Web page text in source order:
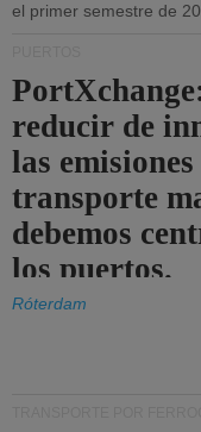
el primer semestre de
reducir de
las
transporte
debemos
los puertos.
Róterdam